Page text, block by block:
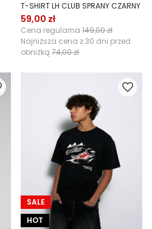
T-SHIRT LH CLUB SPRANY CZARNY
59,00 zł
Cena regularna 149,00 zł
Najniższa cena z 30 dni przed
obniżką 74,00 zł
SALE
HOT